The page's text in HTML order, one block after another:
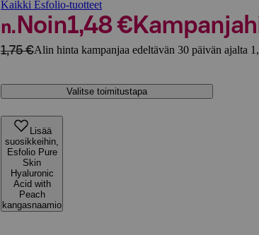
Kaikki Esfolio-tuotteet
n. Noin1,48 €
1,75 €Alin hinta kampanjaa edeltävän 30 päivän ajalta
Valitse toimitustapa
Lisää
suosikkeihin,
Esfolio Pure
Skin
Hyaluronic
Acid with
Peach
kangasnaamio